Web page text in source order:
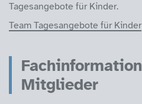
Tagesangebote für Kinder.
Team Tagesangebote für Kinder
Mitglieder